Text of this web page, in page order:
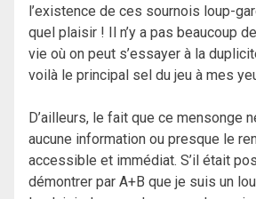
l’existence de ces sournois loup-
quel plaisir ! Il n’y a pas beaucoup
vie où on peut s’essayer à la
voilà le principal sel du jeu à mes
D’ailleurs, le fait que ce mensonge
aucune information ou presque le
accessible et immédiat. S’il était
démontrer par A+B que je suis un